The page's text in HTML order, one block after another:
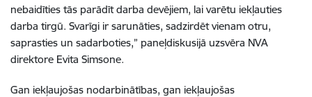
nebaidīties tās parādīt darba devējiem, lai varētu iekļauties
darba tirgū. Svarīgi ir sarunāties, sadzirdēt vienam otru,
saprasties un sadarboties,” paneļdiskusijā uzsvēra NVA
direktore Evita Simsone.
Gan iekļaujošas nodarbinātības, gan iekļaujošas